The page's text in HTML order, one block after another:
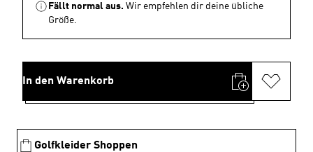
Fällt normal aus. Wir empfehlen dir deine übliche
Größe.
In den Warenkorb
Golfkleider Shoppen